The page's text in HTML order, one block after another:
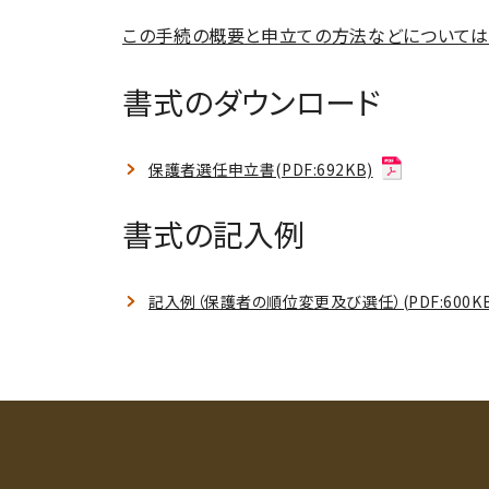
この手続の概要と申立ての方法などについては
書式のダウンロード
保護者選任申立書(PDF:692KB)
書式の記入例
記入例（保護者の順位変更及び選任）